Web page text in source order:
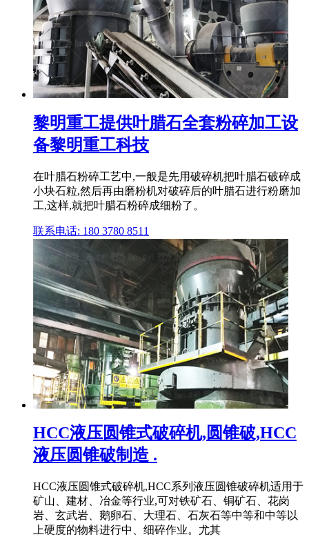
黎明重工提供叶腊石全套粉碎加工设
备黎明重工科技
在叶腊石粉碎工艺中,一般是先用破碎机把叶腊石破碎成
小块石粒,然后再由磨粉机对破碎后的叶腊石进行粉磨加
工,这样,就把叶腊石粉碎成细粉了。
联系电话: 180 3780 8511
HCC液压圆锥式破碎机,圆锥破,HCC
液压圆锥破制造 .
HCC液压圆锥式破碎机,HCC系列液压圆锥破碎机适用于
矿山、建材、冶金等行业,可对铁矿石、铜矿石、花岗
岩、玄武岩、鹅卵石、大理石、石灰石等中等和中等以
上硬度的物料进行中、细碎作业。尤其